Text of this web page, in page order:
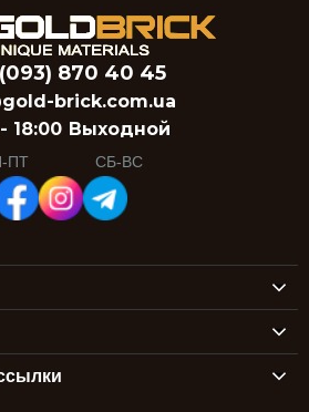
870 40 45
brick.com.ua
18:00
ПТ
Выходной
СБ-ВС